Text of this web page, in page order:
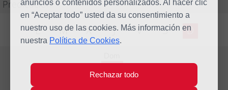
anuncios o contenidos personalizados. Al hacer clic
en “Aceptar todo” usted da su consentimiento a
nuestro uso de las cookies. Más información en
nuestra Política de Cookies.
Rechazar todo
Predicación
L M X J V S D
1
Mar